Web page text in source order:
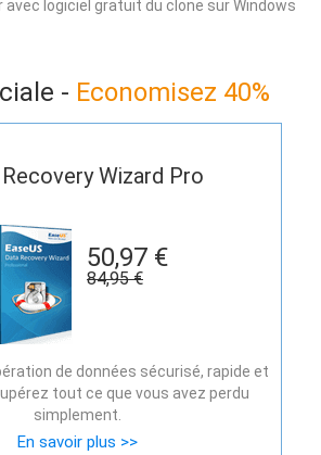
avec logiciel gratuit du clone sur Windows
- Economisez 40%
Wizard Pro
50,97 €
84,95 €
de données sécurisé, rapide et
tout ce que vous avez perdu
simplement.
En savoir plus >>